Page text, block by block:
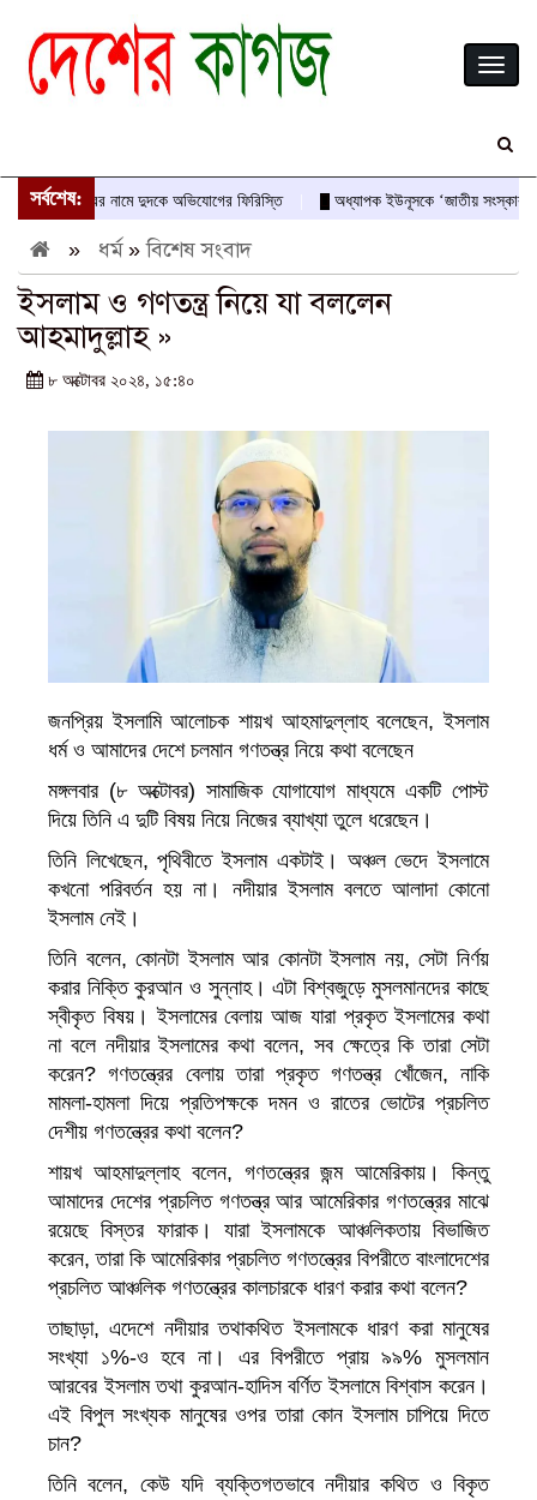
সর্বশেষ:
আবীরের নামে দুদকে অভিযোগের ফিরিস্তি অধ্যাপক ইউনূসকে ‘জাতীয় সংস্কারক’ ও
» ধর্ম»বিশেষ সংবাদ
ইসলাম ও গণতন্ত্র নিয়ে যা বললেন
আহমাদুল্লাহ »
৮ অক্টোবর ২০২৪, ১৫:৪০
জনপ্রিয় ইসলামি আলোচক শায়খ আহমাদুল্লাহ বলেছেন, ইসলাম
ধর্ম ও আমাদের দেশে চলমান গণতন্ত্র নিয়ে কথা বলেছেন
মঙ্গলবার (৮ অক্টোবর) সামাজিক যোগাযোগ মাধ্যমে একটি পোস্ট
দিয়ে তিনি এ দুটি বিষয় নিয়ে নিজের ব্যাখ্যা তুলে ধরেছেন।
তিনি লিখেছেন, পৃথিবীতে ইসলাম একটাই। অঞ্চল ভেদে ইসলামে
কখনো পরিবর্তন হয় না। নদীয়ার ইসলাম বলতে আলাদা কোনো
ইসলাম নেই।
তিনি বলেন, কোনটা ইসলাম আর কোনটা ইসলাম নয়, সেটা নির্ণয়
করার নিক্তি কুরআন ও সুন্নাহ। এটা বিশ্বজুড়ে মুসলমানদের কাছে
স্বীকৃত বিষয়। ইসলামের বেলায় আজ যারা প্রকৃত ইসলামের কথা
না বলে নদীয়ার ইসলামের কথা বলেন, সব ক্ষেত্রে কি তারা সেটা
করেন? গণতন্ত্রের বেলায় তারা প্রকৃত গণতন্ত্র খোঁজেন, নাকি
মামলা-হামলা দিয়ে প্রতিপক্ষকে দমন ও রাতের ভোটের প্রচলিত
দেশীয় গণতন্ত্রের কথা বলেন?
শায়খ আহমাদুল্লাহ বলেন, গণতন্ত্রের জন্ম আমেরিকায়। কিন্তু
আমাদের দেশের প্রচলিত গণতন্ত্র আর আমেরিকার গণতন্ত্রের মাঝে
রয়েছে বিস্তর ফারাক। যারা ইসলামকে আঞ্চলিকতায় বিভাজিত
করেন, তারা কি আমেরিকার প্রচলিত গণতন্ত্রের বিপরীতে বাংলাদেশের
প্রচলিত আঞ্চলিক গণতন্ত্রের কালচারকে ধারণ করার কথা বলেন?
তাছাড়া, এদেশে নদীয়ার তথাকথিত ইসলামকে ধারণ করা মানুষের
সংখ্যা ১%-ও হবে না। এর বিপরীতে প্রায় ৯৯% মুসলমান
আরবের ইসলাম তথা কুরআন-হাদিস বর্ণিত ইসলামে বিশ্বাস করেন।
এই বিপুল সংখ্যক মানুষের ওপর তারা কোন ইসলাম চাপিয়ে দিতে
চান?
তিনি বলেন, কেউ যদি ব্যক্তিগতভাবে নদীয়ার কথিত ও বিকৃত